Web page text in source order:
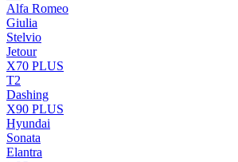
Alfa Romeo
Giulia
Stelvio
Jetour
X70 PLUS
T2
Dashing
X90 PLUS
Hyundai
Sonata
Elantra